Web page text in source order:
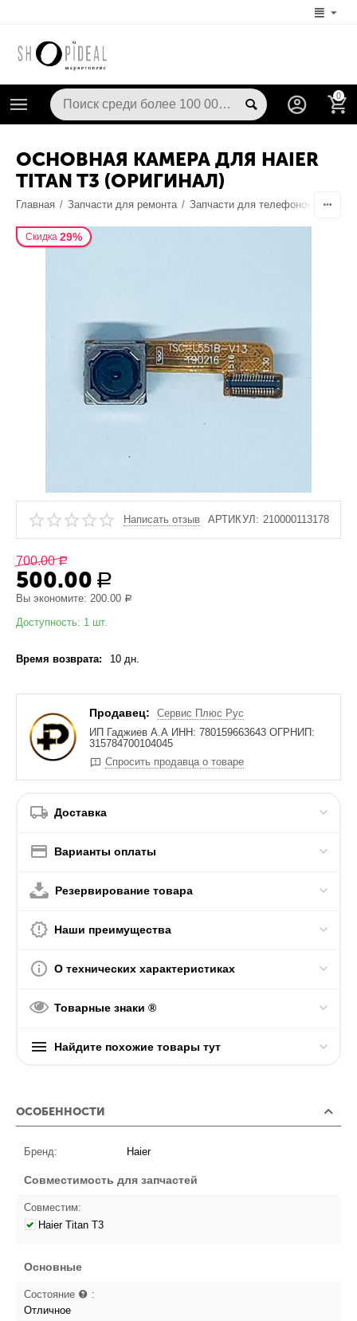
0
ОСНОВНАЯ КАМЕРА ДЛЯ HAIER
TITAN T3 (ОРИГИНАЛ)
Главная / Запчасти для ремонта / Запчасти для телефонов
Скидка 29%
Написать отзыв АРТИКУЛ: 210000113178
700.00 Р
500.00 Р
Вы экономите:200.00 Р
Доступность: 1 шт.
Время возврата: 10 дн.
Продавец:
Сервис Плюс Рус
ИП Гаджиев А.А ИНН: 780159663643 ОГРНИП:
315784700104045
Спросить продавца о товаре
Доставка
Варианты оплаты
Резервирование товара
Наши преимущества
О технических характеристиках
Товарные знаки ®
Найдите похожие товары тут
ОСОБЕННОСТИ
Бренд: Haier
Совместимость для запчастей
Совместим:
Haier Titan T3
Основные
Состояние
:
Отличное